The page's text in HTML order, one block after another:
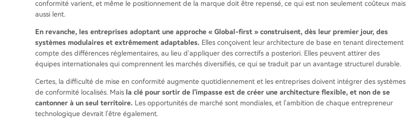
conformité varient, et même le positionnement de la marque doit être repensé, ce qui est non seulement coûteux mais
aussi lent.
En revanche, les entreprises adoptant une approche « Global-first » construisent, dès leur premier jour, des
systèmes modulaires et extrêmement adaptables. Elles conçoivent leur architecture de base en tenant directement
compte des différences réglementaires, au lieu d'appliquer des correctifs a posteriori. Elles peuvent attirer des
équipes internationales qui comprennent les marchés diversifiés, ce qui se traduit par un avantage structurel durable.
Certes, la difficulté de mise en conformité augmente quotidiennement et les entreprises doivent intégrer des systèmes
de conformité localisés. Mais la clé pour sortir de l'impasse est de créer une architecture flexible, et non de se
cantonner à un seul territoire. Les opportunités de marché sont mondiales, et l'ambition de chaque entrepreneur
technologique devrait l'être également.